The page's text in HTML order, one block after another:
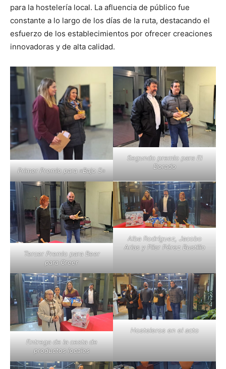
para la hostelería local. La afluencia de público fue
constante a lo largo de los días de la ruta, destacando el
esfuerzo de los establecimientos por ofrecer creaciones
innovadoras y de alta calidad.
Primer Premio para «Bajo 5»
Segundo premio para El
Dorado
Tercer Premio para Beer
para Creer
Alba Rodríguez, Jacobo
Arias y Pilar Pérez Bustillo
Entrega de la cesta de
productos locales
Hosteleros en el acto